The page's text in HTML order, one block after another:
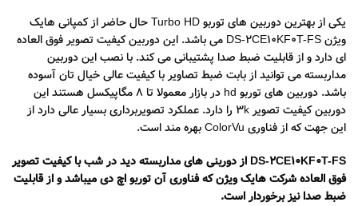
یکی از بهترین دوربین های توربو Turbo HD حال حاضر از کمپانی هایک
ویژن DS-2CE10KF0T-FS می باشد. این دوربین کیفیت تصویر فوق العاده
ای دارد و از قابلیت ضبط صدا پشتیبانی می کند. با نصب این دوربین
مداربسته می توانید از بابت ضبط تصاویر با کیفیت عالی خیال تان آسوده
باشد. دوربین های توربو hd در بازار معمولا تا 8 مگاپیکسل هستند این
دوربین کیفیت تصویر 3k را دارد. عملکرد تصویربرداری بسیار عالی دارد از
این جهت که از فناوری ColorVu بهره مند است.
DS-2CE10KF0T-FS از دوربنی های مداربسته دید در شب با کیفیت تصویر
فوق العاده شرکت هایک ویژن که فناوری آن توربو اچ دی میباشد و از قابلیت
ضبط صدا نیز برخوردار است.